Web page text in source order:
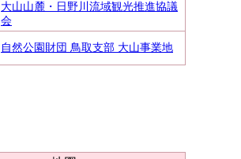
大山山麓・日野川流域観光推進協議
会
自然公園財団 鳥取支部 大山事業地